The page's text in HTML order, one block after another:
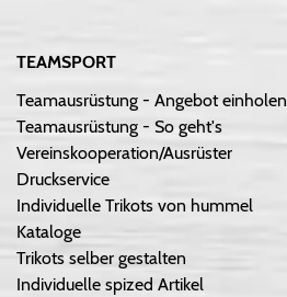
TEAMSPORT
Teamausrüstung - Angebot einholen
Teamausrüstung - So geht's
Vereinskooperation/Ausrüster
Druckservice
Individuelle Trikots von hummel
Kataloge
Trikots selber gestalten
Individuelle spized Artikel